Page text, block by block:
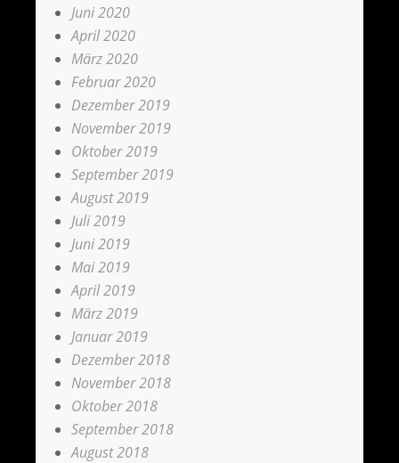
Juni 2020
April 2020
März 2020
Februar 2020
Dezember 2019
November 2019
Oktober 2019
September 2019
August 2019
Juli 2019
Juni 2019
Mai 2019
April 2019
März 2019
Januar 2019
Dezember 2018
November 2018
Oktober 2018
September 2018
August 2018